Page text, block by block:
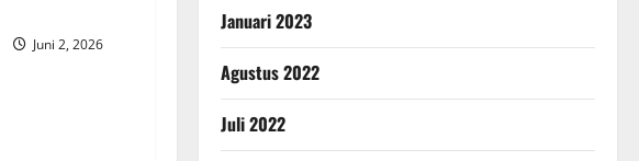
Juni 2, 2026
Januari 2023
Agustus 2022
Juli 2022